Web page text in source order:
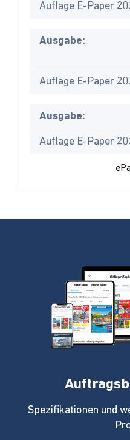
Auflage E-Paper
Ausgabe:
Auflage E-Paper
Ausgabe:
Auflage E-Paper
Spezifikationen und